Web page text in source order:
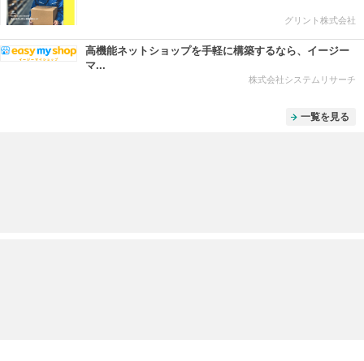
グリント株式会社
高機能ネットショップを手軽に構築するなら、イージー
マ...
株式会社システムリサーチ
一覧を見る